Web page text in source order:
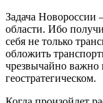
Задача Новороссии
области. Ибо
себя не только
обложить
чрезвычайно важно
геостратегическом.